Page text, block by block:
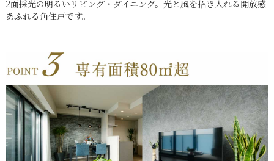
2面採光の明るいリビング・ダイニング。光と風を招き入れる開放感
あふれる角住戸です。